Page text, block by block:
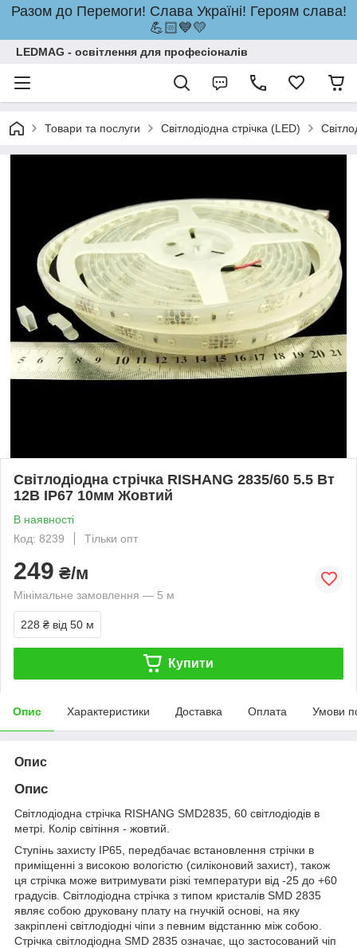
Разом до Перемоги! Слава Україні! Героям слава!
💪🏻💙💛
LEDMAG - освітлення для професіоналів
Товари та послуги Світлодіодна стрічка (LED)
Світлодіодна стрічка RISHANG 2835/60 5.5 Вт
12В IP67 10мм Жовтий
В наявності
Код: 8239
Тільки опт
249 ₴/м
Мінімальне замовлення — 5 м
228 ₴ від 50 м
Купити
Опис Характеристики Доставка Оплата Умови
Опис
Опис
Світлодіодна стрічка RISHANG SMD2835, 60 світлодіодів в
метрі. Колір світіння - жовтий.
Ступінь захисту IP65, передбачає встановлення стрічки в
приміщенні з високою вологістю (силіконовий захист), також
ця стрічка може витримувати різкі температури від -25 до +60
градусів. Світлодіодна стрічка з типом кристалів SMD 2835
являє собою друковану плату на гнучкій основі, на яку
закріплені світлодіодні чіпи з певним відстанню між собою.
Стрічка світлодіодна SMD 2835 означає, що застосований чіп